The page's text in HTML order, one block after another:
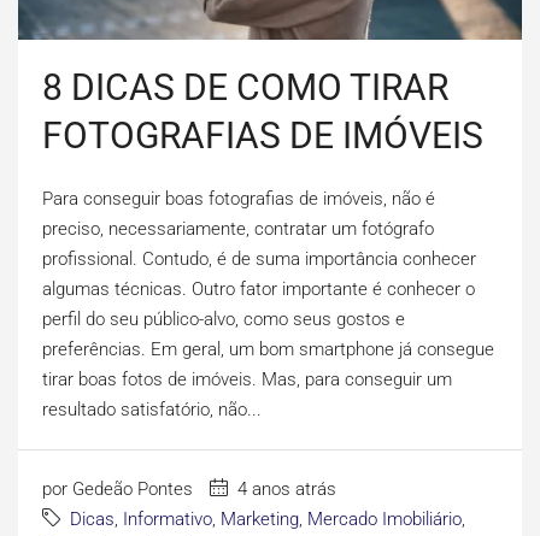
8 DICAS DE COMO TIRAR
FOTOGRAFIAS DE IMÓVEIS
Para conseguir boas fotografias de imóveis, não é
preciso, necessariamente, contratar um fotógrafo
profissional. Contudo, é de suma importância conhecer
algumas técnicas. Outro fator importante é conhecer o
perfil do seu público-alvo, como seus gostos e
preferências. Em geral, um bom smartphone já consegue
tirar boas fotos de imóveis. Mas, para conseguir um
resultado satisfatório, não...
por Gedeão Pontes
4 anos atrás
Dicas, Informativo, Marketing, Mercado Imobiliário,